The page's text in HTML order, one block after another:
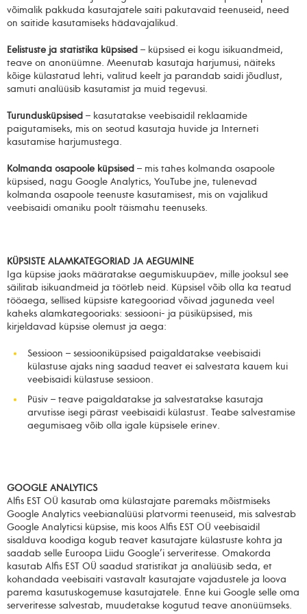
võimalik pakkuda kasutajatele saiti pakutavaid teenuseid, need
on saitide kasutamiseks hädavajalikud.
Eelistuste ja statistika küpsised– küpsised ei kogu isikuandmeid,
teave on anonüümne. Meenutab kasutaja harjumusi, näiteks
kõige külastatud lehti, valitud keelt ja parandab saidi jõudlust,
samuti analüüsib kasutamist ja muid tegevusi.
Turundusküpsised– kasutatakse veebisaidil reklaamide
paigutamiseks, mis on seotud kasutaja huvide ja Interneti
kasutamise harjumustega.
Kolmanda osapoole küpsised– mis tahes kolmanda osapoole
küpsised, nagu Google Analytics, YouTube jne, tulenevad
kolmanda osapoole teenuste kasutamisest, mis on vajalikud
veebisaidi omaniku poolt täismahu teenuseks.
KÜPSISTE ALAMKATEGORIAD JA AEGUMINE
Iga küpsise jaoks määratakse aegumiskuupäev, mille jooksul see
säilitab isikuandmeid ja töötleb neid. Küpsisel võib olla ka teatud
tööaega, sellised küpsiste kategooriad võivad jaguneda veel
kaheks alamkategooriaks: sessiooni- ja püsiküpsised, mis
kirjeldavad küpsise olemust ja aega:
Sessioon – sessiooniküpsised paigaldatakse veebisaidi
külastuse ajaks ning saadud teavet ei salvestata kauem kui
veebisaidi külastuse sessioon.
Püsiv – teave paigaldatakse ja salvestatakse kasutaja
arvutisse isegi pärast veebisaidi külastust. Teabe salvestamise
aegumisaeg võib olla igale küpsisele erinev.
GOOGLE ANALYTICS
Alfis EST OÜ kasutab oma külastajate paremaks mõistmiseks
Google Analytics veebianalüüsi platvormi teenuseid, mis salvestab
Google Analyticsi küpsise, mis koos Alfis EST OÜ veebisaidil
sisalduva koodiga kogub teavet kasutajate külastuste kohta ja
saadab selle Euroopa Liidu Google’i serveritesse. Omakorda
kasutab Alfis EST OÜ saadud statistikat ja analüüsib seda, et
kohandada veebisaiti vastavalt kasutajate vajadustele ja loova
parema kasutuskogemuse kasutajatele. Enne kui Google selle oma
serveritesse salvestab, muudetakse kogutud teave anonüümseks.